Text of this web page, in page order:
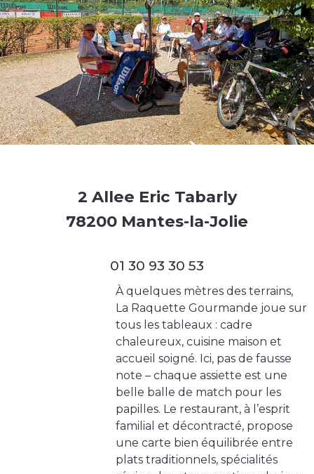
2 Allee Eric Tabarly
78200 Mantes-la-Jolie
01 30 93 30 53
À quelques mètres des terrains,
La Raquette Gourmande joue sur
tous les tableaux : cadre
chaleureux, cuisine maison et
accueil soigné. Ici, pas de fausse
note – chaque assiette est une
belle balle de match pour les
papilles. Le restaurant, à l’esprit
familial et décontracté, propose
une carte bien équilibrée entre
plats traditionnels, spécialités